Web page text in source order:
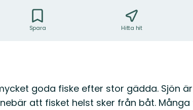
Spara Hitta hit
goda fiske efter stor gädda. Sjön
att fisket helst sker från båt.